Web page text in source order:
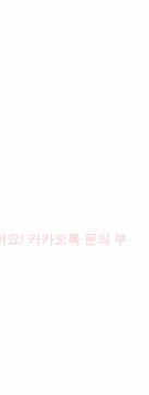
요! 카카오톡 문의 부